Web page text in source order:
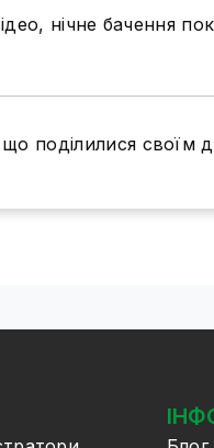
нічне бачення
поділилися своїм